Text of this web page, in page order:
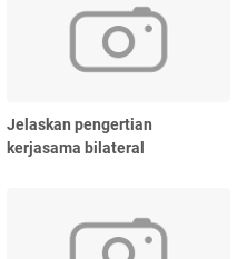
Jelaskan pengertian
kerjasama bilateral